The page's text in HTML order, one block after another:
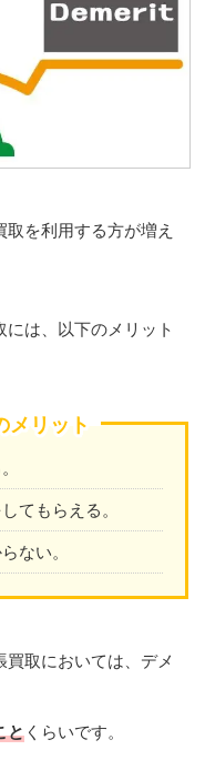
を利用する方が増え
は、以下のメリット
メリット
てもらえる。
ない。
取においては、デメ
と くらいです。